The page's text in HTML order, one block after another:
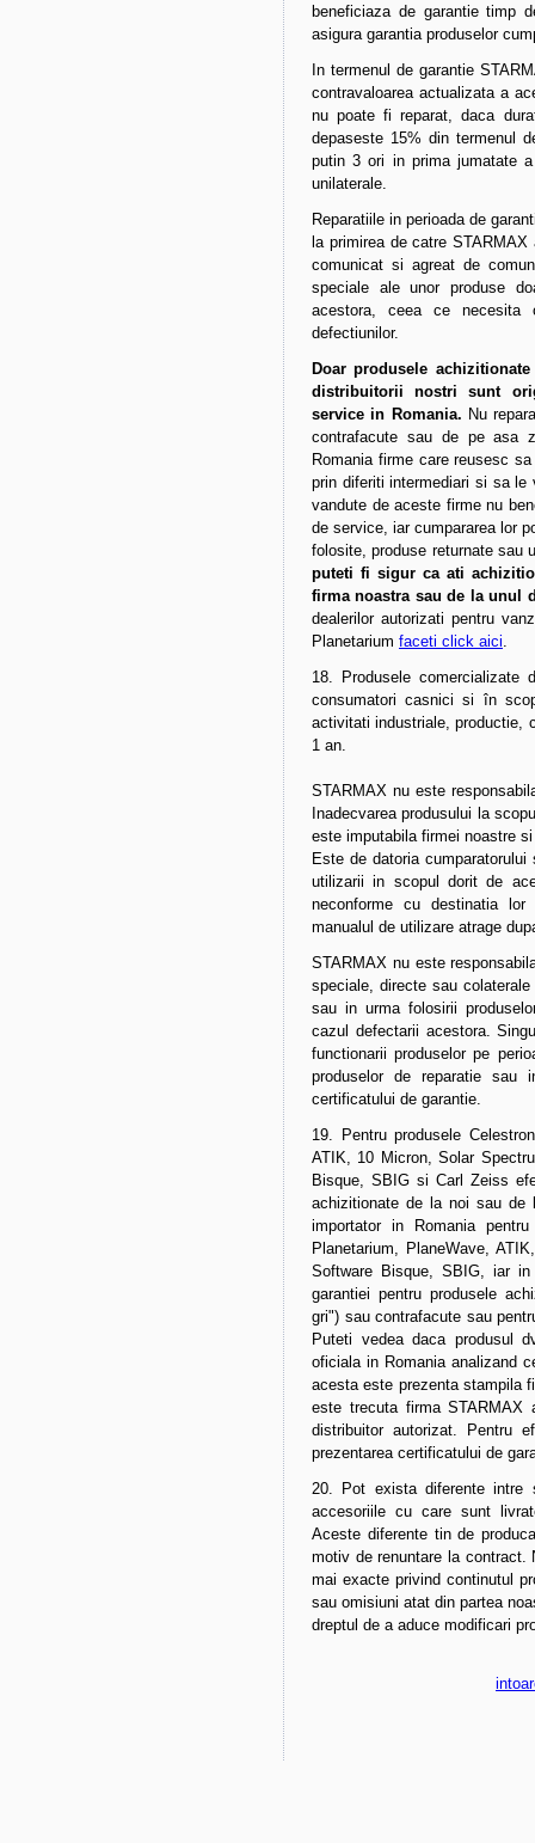
beneficiaza de garantie timp
asigura garantia produselor
In termenul de garantie
contravaloarea actualizata a
nu poate fi reparat, daca
depaseste 15% din termenul
putin 3 ori in prima jumatate
unilaterale.
Reparatiile in perioada de
la primirea de catre
comunicat si agreat de
speciale ale unor produse
acestora, ceea ce necesita
defectiunilor.
Doar produsele
distribuitorii nostri sunt
service in Romania. Nu
contrafacute sau de pe asa
Romania firme care reusesc
prin diferiti intermediari si sa le
vandute de aceste firme nu
de service, iar cumpararea lor
folosite, produse returnate sau
puteti fi sigur ca ati
firma noastra sau de la unul
dealerilor autorizati pentru
Planetarium faceti click aici.
18. Produsele comercializate
consumatori casnici si în
activitati industriale, productie,
1 an.
STARMAX nu este
Inadecvarea produsului la
este imputabila firmei noastre
Este de datoria
utilizarii in scopul dorit de
neconforme cu destinatia
manualul de utilizare atrage
STARMAX nu este
speciale, directe sau
sau in urma folosirii
cazul defectarii acestora.
functionarii produselor pe
produselor de reparatie sau
certificatului de garantie.
19. Pentru produsele
ATIK, 10 Micron, Solar
Bisque, SBIG si Carl Zeiss
achizitionate de la noi sau de
importator in Romania
Planetarium, PlaneWave,
Software Bisque, SBIG, iar
garantiei pentru produsele
gri") sau contrafacute sau
Puteti vedea daca produsul
oficiala in Romania analizand
acesta este prezenta stampila
este trecuta firma
distribuitor autorizat. Pentru
prezentarea certificatului de
20. Pot exista diferente intre
accesoriile cu care sunt
Aceste diferente tin de
motiv de renuntare la
mai exacte privind continutul
sau omisiuni atat din partea
dreptul de a aduce modificari